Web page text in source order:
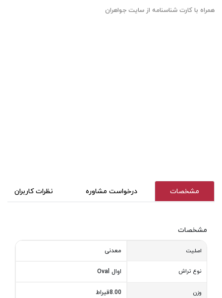
همراه با کارت شناسنامه از سایت جواهران
مشخصات درخواست مشاوره نظرات کاربران
مشخصات
اصلیت معدنی
نوع تراش اوال Oval
وزن 8.00قیراط